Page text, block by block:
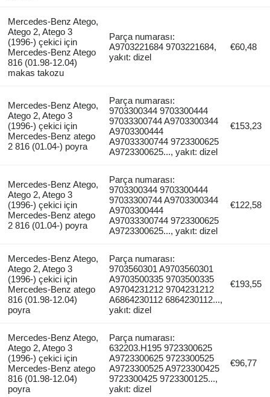
Mercedes-Benz Atego,
Atego 2, Atego 3
(1996-) çekici için
Mercedes-Benz Atego
816 (01.98-12.04)
makas takozu
Parça numarası:
A9703221684 9703221684,
yakıt: dizel
€60,48
Mercedes-Benz Atego,
Atego 2, Atego 3
(1996-) çekici için
Mercedes-Benz atego
2 816 (01.04-) poyra
Parça numarası:
9703300344 9703300444
97033300744 A9703300344
A9703300444
A97033300744 9723300625
A9723300625..., yakıt: dizel
€153,23
Mercedes-Benz Atego,
Atego 2, Atego 3
(1996-) çekici için
Mercedes-Benz atego
2 816 (01.04-) poyra
Parça numarası:
9703300344 9703300444
97033300744 A9703300344
A9703300444
A97033300744 9723300625
A9723300625..., yakıt: dizel
€122,58
Mercedes-Benz Atego,
Atego 2, Atego 3
(1996-) çekici için
Mercedes-Benz atego
816 (01.98-12.04)
poyra
Parça numarası:
9703560301 A9703560301
A9703500335 9703500335
A9704231212 9704231212
A6864230112 6864230112...,
yakıt: dizel
€193,55
Mercedes-Benz Atego,
Atego 2, Atego 3
(1996-) çekici için
Mercedes-Benz atego
816 (01.98-12.04)
poyra
Parça numarası:
632203.H195 9723300625
A9723300625 9723300525
A9723300525 A9723300425
9723300425 9723300125...,
yakıt: dizel
€96,77